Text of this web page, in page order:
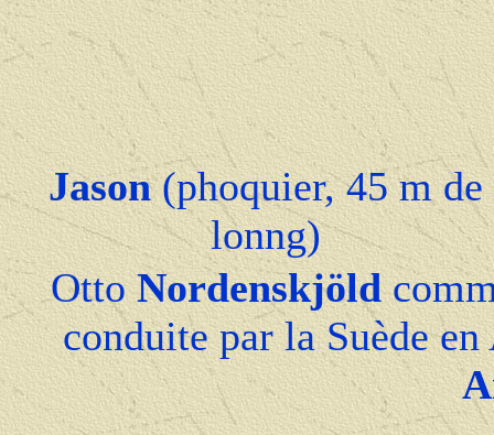
Jason(phoquier, 45 m de
lonng)
OttoNordenskjöld
conduite par la Suède